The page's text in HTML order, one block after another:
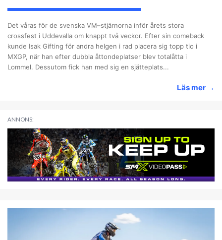
Det våras för de svenska VM–stjärnorna inför årets stora
crossfest i Uddevalla om knappt två veckor. Efter sin comeback
kunde Isak Gifting för andra helgen i rad placera sig topp tio i
MXGP, när han efter dubbla åttondeplatser blev totalåtta i
Lommel. Dessutom fick han med sig en sjätteplats...
Läs mer →
ANNONS: